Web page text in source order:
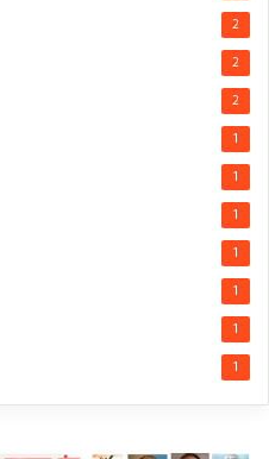
2
2
2
1
1
1
1
1
1
1